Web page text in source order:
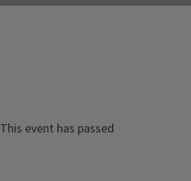
This event has passed.